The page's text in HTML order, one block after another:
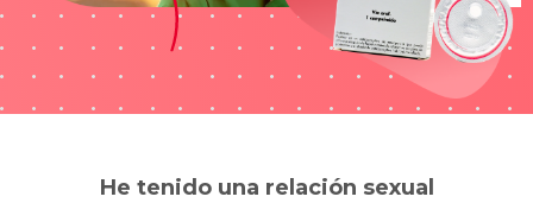
He tenido una relación sexual